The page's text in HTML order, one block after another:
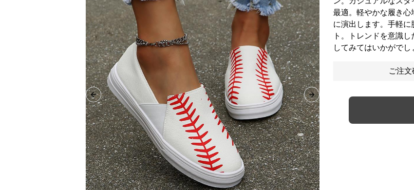
Previous slide Next slide
最適。軽やかな履き
に演出します。手軽
ト。トレンドを意識
してみてはいかがでし
ご注